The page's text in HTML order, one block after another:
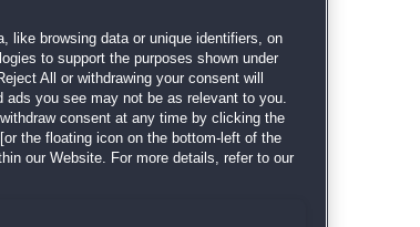
1 Mitgliedern
435.3 MB
Objekte in wunderschönen, detaillierten Szenen
Minispiele und schalte neue Orte frei
like browsing data or unique identifiers, on
to support the purposes shown under
All or withdrawing your consent will
you see may not be as relevant to you.
consent at any time by clicking the
the floating icon on the bottom-left of the
our Website. For more details, refer to our